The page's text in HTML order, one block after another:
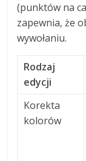
(punktów na
zapewnia, że
wywołaniu.
Rodzaj
edycji
Korekta
kolorów